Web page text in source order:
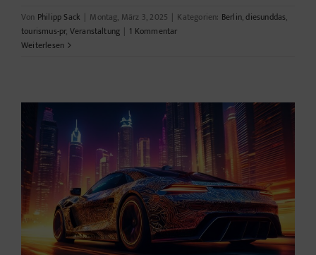
Von Philipp Sack | Montag, März 3, 2025 | Kategorien: Berlin,diesunddas,
tourismus-pr, Veranstaltung | 1 Kommentar
Weiterlesen